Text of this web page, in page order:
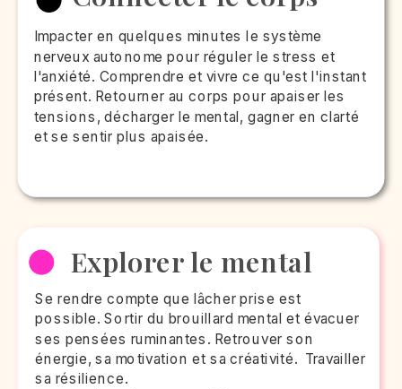
Se rendre compte que lâcher prise est
possible. Sortir du brouillard mental et évacuer
ses pensées ruminantes. Retrouver son
énergie, sa motivation et sa créativité. Travailler
sa résilience.
Impacter en quelques minutes le système
nerveux autonome pour réguler le stress et
l'anxiété. Comprendre et vivre ce qu'est l'instant
présent. Retourner au corps pour apaiser les
tensions, décharger le mental, gagner en clarté
et se sentir plus apaisée.
Explorer le mental